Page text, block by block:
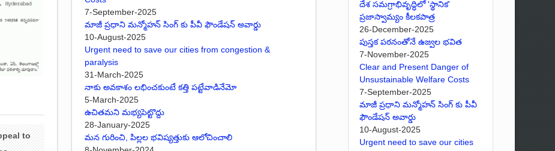
to
7-September-2025
మాజీ ప్రధాని మన్మోహన్ సింగ్ కు పీవీ ఫౌండేషన్ అవార్డు
10-August-2025
Urgent need to save our cities from congestion &
paralysis
31-March-2025
నాకు అవకాశం లభించకుంటే కత్తి పట్టేవాడినేమో
5-March-2025
ఉచితమని మభ్యపెట్టొద్దు
28-January-2025
మన గురించి, పిల్లల భవిష్యత్తుకు ఆలోచించాలి
దేశ సమగ్రాభివృద్ధిలో 'స్థానిక'
ప్రజాస్వామ్యం కీలకపాత్ర
26-December-2025
పుస్తక పఠనంతోనే ఉజ్వల భవిత
7-November-2025
Clear and Present Danger of
Unsustainable Welfare Costs
7-September-2025
మాజీ ప్రధాని మన్మోహన్ సింగ్ కు పీవీ
ఫౌండేషన్ అవార్డు
10-August-2025
Urgent need to save our cities